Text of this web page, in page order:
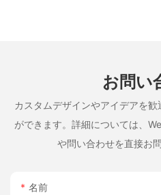
お問い
カスタムデザインやアイデアを
ができます。詳細については、
や問い合わせを直接お
名前